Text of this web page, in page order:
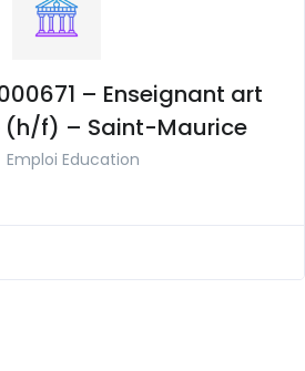
– Enseignant art
f) – Saint-Maurice
Emploi Education